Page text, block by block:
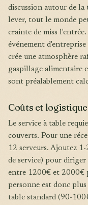
discussion autour de la
lever, tout le monde
crainte de miss
événement
crée une atmosphère
gaspillage alimentaire
sont préalablement
Coûts et
Le service à table requiert 1 serveur pour environ 8-10
couverts. Pour une
12 serveurs. Ajoutez
de service) pour
entre 1200€ et 2000€
personne est donc
table standard (90-